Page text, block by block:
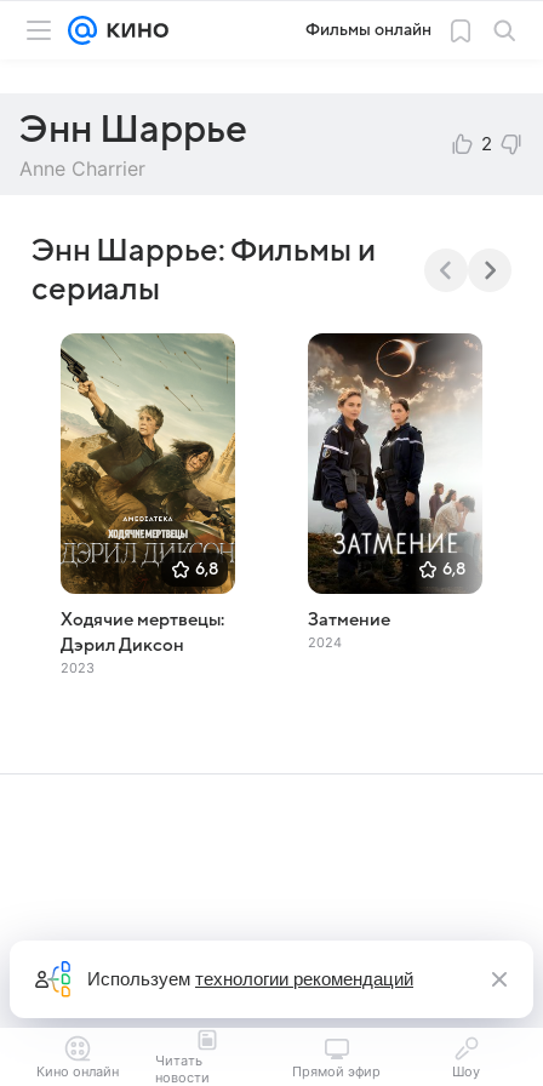
Фильмы онлайн
Энн Шаррье
Anne Charrier
2
Энн Шаррье: Фильмы и
сериалы
6,8
Ходячие мертвецы:
Дэрил Диксон
2023
6,8
Затмение
2024
Кино онлайн
Читать
новости
Прямой эфир Шоу
Используем технологии рекомендаций